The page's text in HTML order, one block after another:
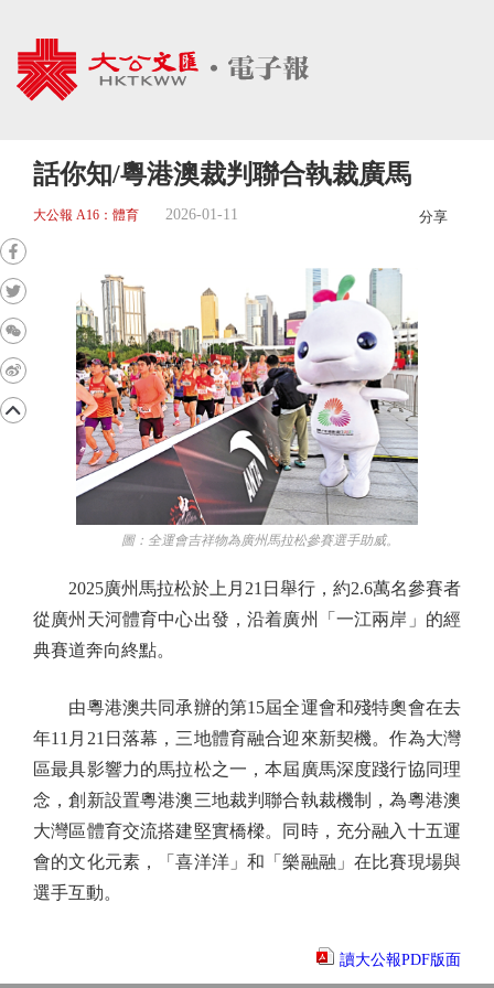
話你知/粵港澳裁判聯合執裁廣馬
大公報 A16：體育 2026-01-11 分享
圖：全運會吉祥物為廣州馬拉松參賽選手助威。
2025廣州馬拉松於上月21日舉行，約2.6萬名參賽者
從廣州天河體育中心出發，沿着廣州「一江兩岸」的經
典賽道奔向終點。
由粵港澳共同承辦的第15屆全運會和殘特奧會在去
年11月21日落幕，三地體育融合迎來新契機。作為大灣
區最具影響力的馬拉松之一，本屆廣馬深度踐行協同理
念，創新設置粵港澳三地裁判聯合執裁機制，為粵港澳
大灣區體育交流搭建堅實橋樑。同時，充分融入十五運
會的文化元素，「喜洋洋」和「樂融融」在比賽現場與
選手互動。
讀大公報PDF版面